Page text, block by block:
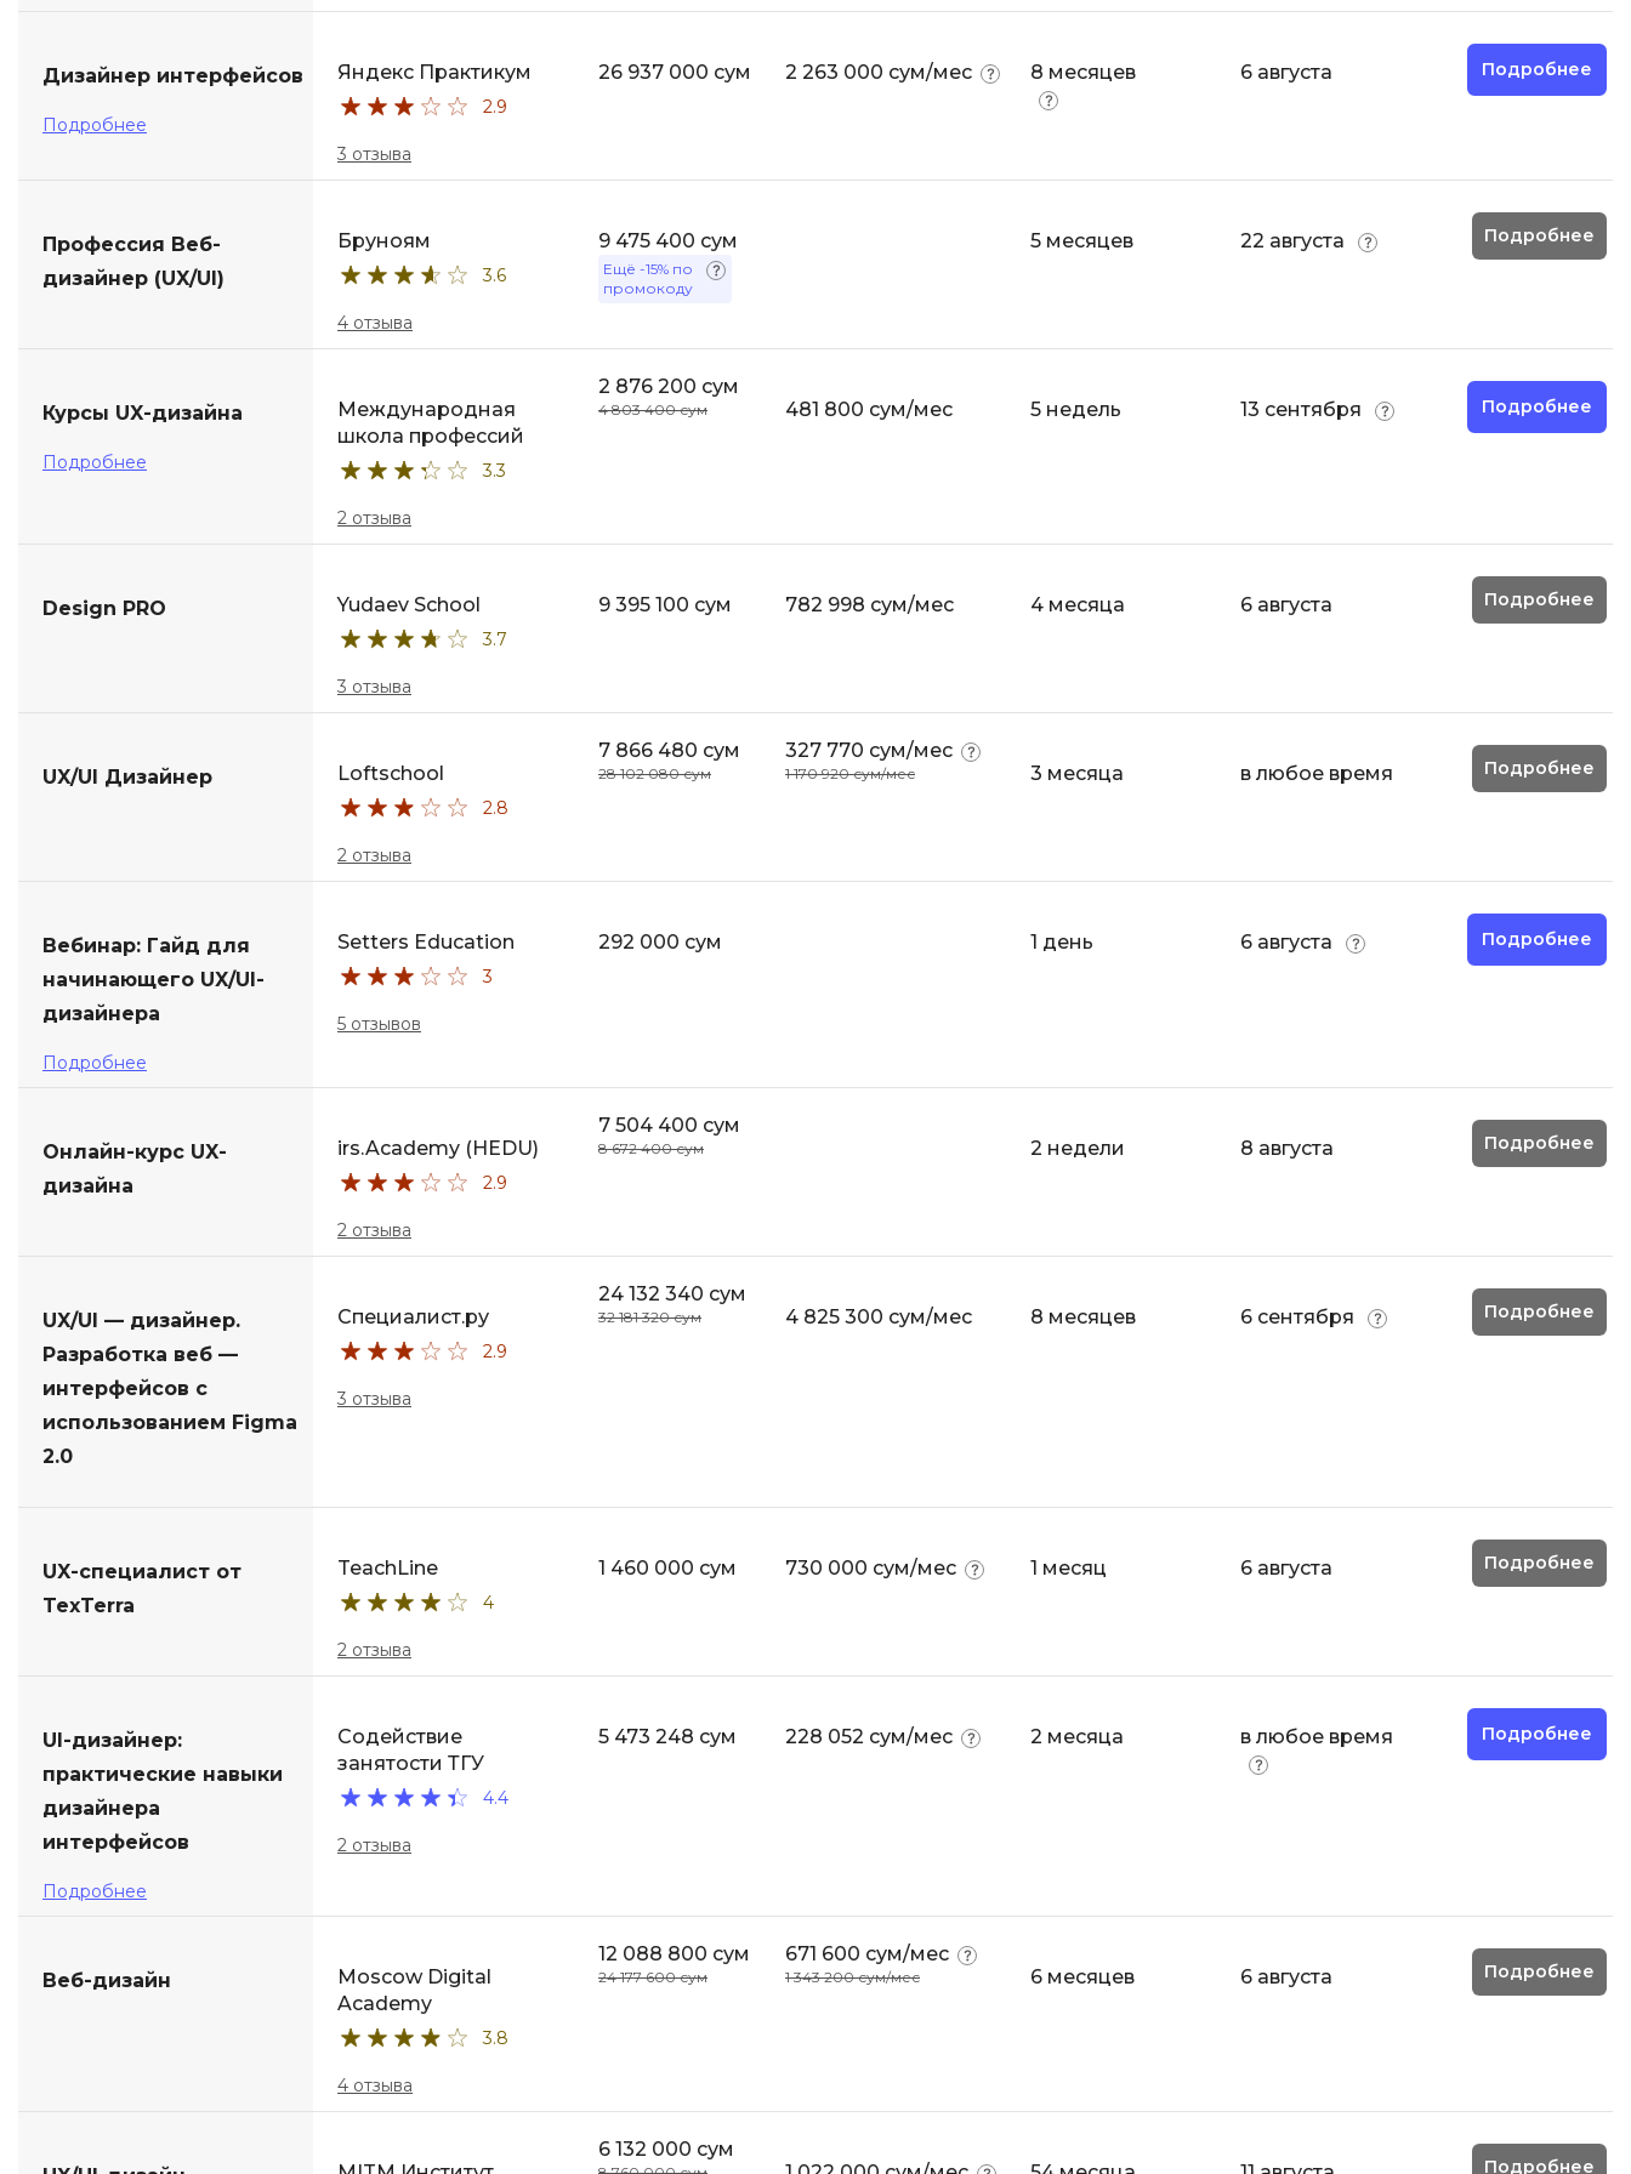
Дизайнер интерфейсов
Подробнее
Яндекс Практикум
2.9
3 отзыва
26 937 000 сум 2 263 000 сум/мес 8 месяцев 6 августа Подробнее
Профессия Веб-
дизайнер (UX/UI)
Бруноям
3.6
4 отзыва
9 475 400 сум
Ещё -15% по
промокоду
5 месяцев 22 августа Подробнее
Курсы UX-дизайна
Подробнее
Международная
школа профессий
3.3
2 отзыва
2 876 200 сум
4 803 400 сум 481 800 сум/мес 5 недель 13 сентября Подробнее
Design PRO Yudaev School
3.7
3 отзыва
9 395 100 сум 782 998 сум/мес 4 месяца 6 августа Подробнее
UX/UI Дизайнер Loftschool
2.8
2 отзыва
7 866 480 сум
28 102 080 сум
327 770 сум/мес
1 170 920 сум/мес 3 месяца в любое время Подробнее
Вебинар: Гайд для
начинающего UX/UI-
дизайнера
Подробнее
Setters Education
3
5 отзывов
292 000 сум 1 день 6 августа Подробнее
Онлайн-курс UX-
дизайна
irs.Academy (HEDU)
2.9
2 отзыва
7 504 400 сум
8 672 400 сум 2 недели 8 августа Подробнее
UX/UI — дизайнер.
Разработка веб —
интерфейсов с
использованием Figma
2.0
Специалист.ру
2.9
3 отзыва
24 132 340 сум
32 181 320 сум 4 825 300 сум/мес 8 месяцев 6 сентября Подробнее
UX-специалист от
TexTerra
TeachLine
4
2 отзыва
1 460 000 сум 730 000 сум/мес 1 месяц 6 августа Подробнее
UI-дизайнер:
практические навыки
дизайнера
интерфейсов
Подробнее
Содействие
занятости ТГУ
4.4
2 отзыва
5 473 248 сум 228 052 сум/мес 2 месяца в любое время Подробнее
Веб-дизайн
Moscow Digital
Academy
3.8
4 отзыва
12 088 800 сум
24 177 600 сум
671 600 сум/мес
1 343 200 сум/мес 6 месяцев 6 августа Подробнее
6 132 000 сум
Подробнее
Hadoop
IoT
J
Java-разработка
Java Spring Boot
Jenkins
Linux
M
MS Access
Visual Studio Code
W
А
Автоматизация тестирования
Создание чат-ботов
Управление дронами
Ф
Фреймворк Angular
Фреймворк Django
Фреймворк ReactJS
Фреймворк Vue.js
Х